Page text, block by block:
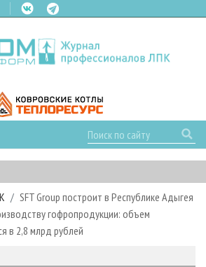
SFT Group построит в Республике Адыгея
гофропродукции: объем
в 2,8 млрд рублей